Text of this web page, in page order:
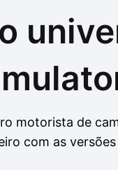
motorista de
com as